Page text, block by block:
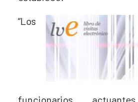
“Los
funcionarios